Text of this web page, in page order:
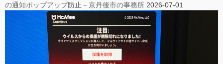
の通知ポップアップ防止－京丹後市の事務所 2026-07-01